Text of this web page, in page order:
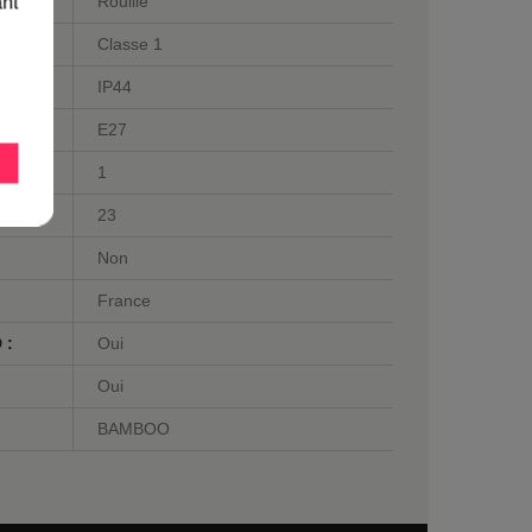
Classe 1
IP44
E27
1
23
Non
France
: Oui
Oui
BAMBOO